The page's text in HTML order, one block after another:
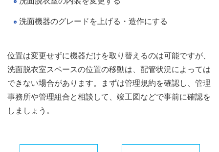
洗面機器のグレードを上げる・造作にする
位置は変更せずに機器だけを取り替えるのは可能ですが、
洗面脱衣室スペースの位置の移動は、配管状況によっては
できない場合があります。まずは管理規約を確認し、管理
事務所や管理組合と相談して、竣工図などで事前に確認を
しましょう。